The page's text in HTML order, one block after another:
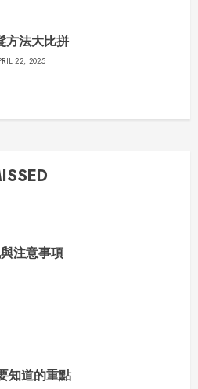
方法大比拼
22, 2025
注意事項
知道的重點